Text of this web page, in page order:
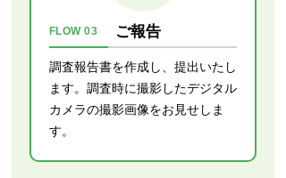
FLOW 03 ご報告
調査報告書を作成し、提出いたし
ます。調査時に撮影したデジタル
カメラの撮影画像をお見せしま
す。